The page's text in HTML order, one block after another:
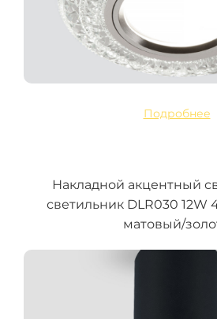
Подробнее
Накладной акцентный
светильник DLR030 12W
матовый/